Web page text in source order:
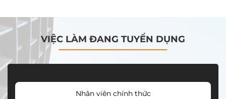
VIỆC LÀM ĐANG TUYỂN DỤNG
Nhân viên chính thức